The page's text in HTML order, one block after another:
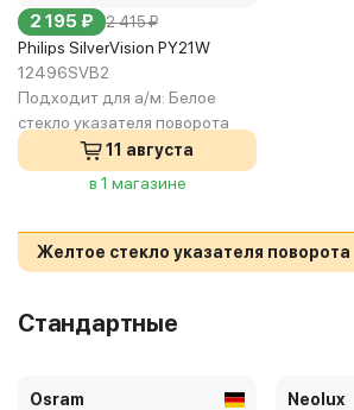
2 195 ₽ 2 415 ₽
Philips SilverVision PY21W
12496SVB2
Подходит для а/м: Белое
стекло указателя поворота
11 августа
в 1 магазине
Желтое стекло указателя поворота
Стандартные
Osram Neolux